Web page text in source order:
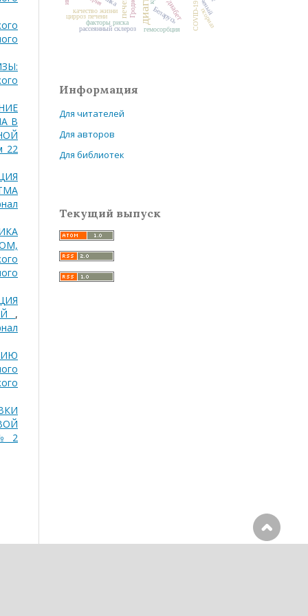
В
22
,
№ 2
качество жизни Беларусь
факторы риска
Гродно COVID-19
рассеянный склероз псориаз
гемосорбция
цирроз печени ученый
Информация
Для читателей
Для авторов
Для библиотек
Текущий выпуск